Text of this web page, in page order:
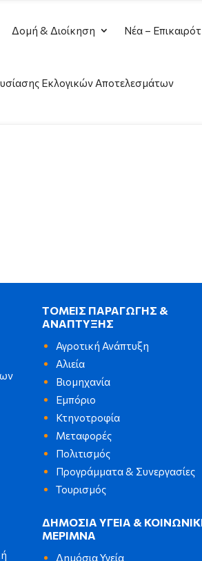
Δομή & Διοίκηση Νέα –
Εκλογικών Αποτελεσμάτων
ΤΟΜΕΙΣ ΠΑΡΑΓΩΓΗΣ &
ΑΝΑΠΤΥΞΗΣ
Αγροτική Ανάπτυξη
Αλιεία
Βιομηχανία
Εμπόριο
Κτηνοτροφία
Μεταφορές
Πολιτισμός
Προγράμματα & Συνεργασίες
Τουρισμός
ΔΗΜΟΣΙΑ ΥΓΕΙΑ &
ΜΕΡΙΜΝΑ
Δημόσια Υγεία